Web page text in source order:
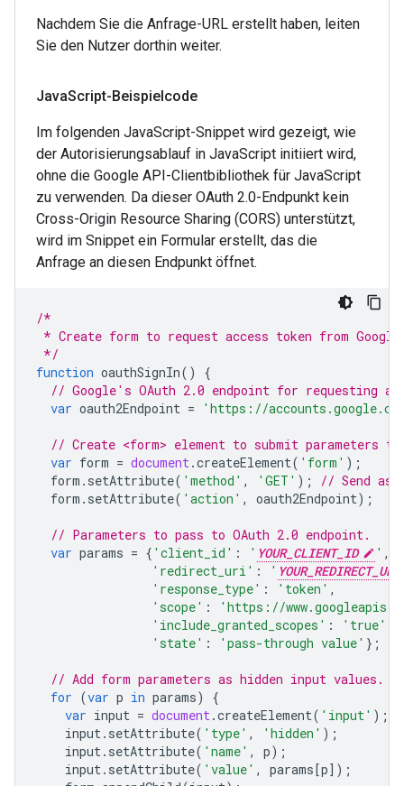
Nachdem Sie die Anfrage-URL erstellt haben, leiten
Sie den Nutzer dorthin weiter.
JavaScript-Beispielcode
Im folgenden JavaScript-Snippet wird gezeigt, wie
der Autorisierungsablauf in JavaScript initiiert wird,
ohne die Google API-Clientbibliothek für JavaScript
zu verwenden. Da dieser OAuth 2.0-Endpunkt kein
Cross-Origin Resource Sharing (CORS) unterstützt,
wird im Snippet ein Formular erstellt, das die
Anfrage an diesen Endpunkt öffnet.
/*
* Create form to request access token from
*/
function oauthSignIn()
{
// Google's OAuth 2.0 endpoint for requesting an
var oauth2Endpoint = 'https://
// Create <form> element to submit parameters
var form = document.createElement( 'form' );
form . setAttribute( 'method' , 'GET' );
// Send as
form . setAttribute( 'action' , oauth2Endpoint);
// Parameters to pass to OAuth 2.0 endpoint.
var params = { 'client_id' : ' YOUR_CLIENT_ID ' ,
'redirect_uri' : ' YOUR_REDIRECT_URI
'response_type' : 'token' ,
'scope' :
'https://
'include_granted_scopes' : 'true'
'state' : 'pass-through value' };
// Add form parameters as hidden input values.
for (var p in params)
{
var input = document.createElement( 'input' );
input. setAttribute( 'type' , 'hidden' );
input. setAttribute( 'name' , p);
input. setAttribute( 'value' , params[p]);